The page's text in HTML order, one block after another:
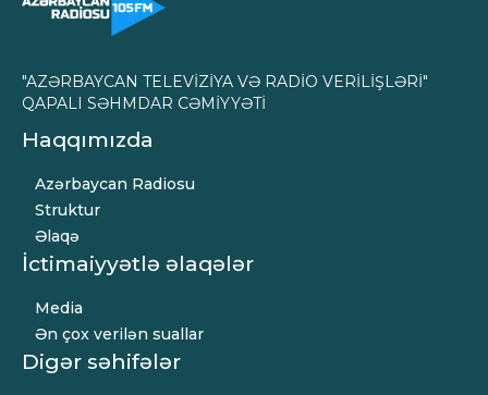
"AZƏRBAYCAN TELEVİZİYA VƏ RADİO VERİLİŞLƏRİ"
QAPALI SƏHMDAR CƏMİYYƏTİ
Haqqımızda
Azərbaycan Radiosu
Struktur
Əlaqə
İctimaiyyətlə əlaqələr
Media
Ən çox verilən suallar
Digər səhifələr